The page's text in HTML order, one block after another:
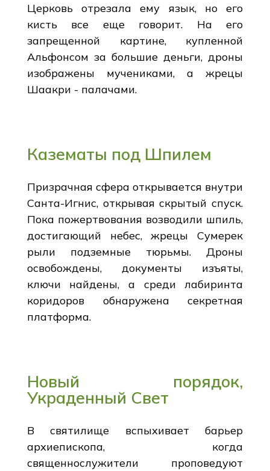
Церковь отрезала ему язык, но его
кисть все еще говорит. На его
запрещенной картине, купленной
Альфонсом за большие деньги, дроны
изображены мучениками, а жрецы
Шаакри - палачами.
Казематы под Шпилем
Призрачная сфера открывается внутри
Санта-Игнис, открывая скрытый спуск.
Пока пожертвования возводили шпиль,
достигающий небес, жрецы Сумерек
рыли подземные тюрьмы. Дроны
освобождены, документы изъяты,
ключи найдены, а среди лабиринта
коридоров обнаружена секретная
платформа.
Новый порядок,
Украденный Свет
В святилище вспыхивает барьер
архиепископа, когда
священнослужители проповедуют